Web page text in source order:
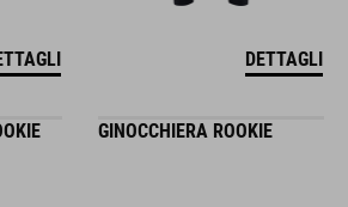
DETTAGLI
GINOCCHIERA ROOKIE